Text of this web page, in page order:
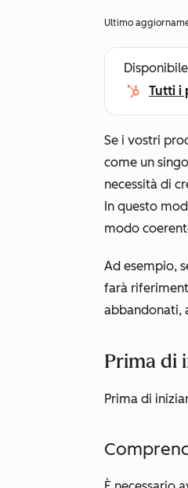
Ultimo
Tutti i
Se i vostri
come un
necessità di
In questo
modo
Ad esempio,
farà
abbandonati,
Prima di
Prima di